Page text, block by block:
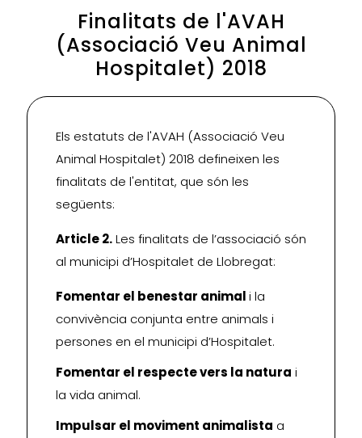
Finalitats de l'AVAH
(Associació Veu Animal
Hospitalet) 2018
Els estatuts de l'AVAH (Associació Veu
Animal Hospitalet) 2018 defineixen les
finalitats de l'entitat, que són les
següents:
Article 2.Les finalitats de l’associació són
al municipi d’Hospitalet de Llobregat:
Fomentar el benestar animali la
convivència conjunta entre animals i
persones en el municipi d’Hospitalet.
Fomentar el respecte vers la natura i
la vida animal.
Impulsar el moviment animalista a